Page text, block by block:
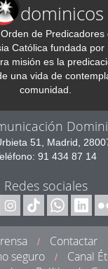
dominicos
de Predicadores
Católica fundada por
misión es la
una vida de
comunidad.
51, Madrid,
91 434 87 14
Redes sociales
/
Contactar
seguro
/
Canal